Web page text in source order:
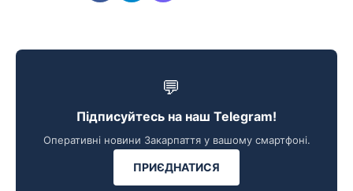
💬
Підписуйтесь на наш Telegram!
Оперативні новини Закарпаття у вашому смартфоні.
ПРИЄДНАТИСЯ